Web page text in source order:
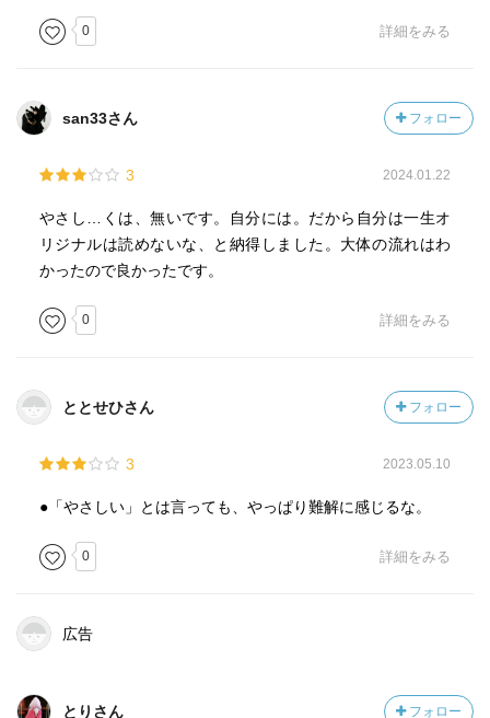
❐現世の祈りは？
ウェルギリウスの時代は、生きている人が死んだ人のため
とはなかったという概念らしい。しかしキリスト後には、
生きている人が死んでいる人のために祈ることにより、天
そこで、煉獄で罪を贖う死者の魂は、生きて現世に戻るダ
に伝えてくれ」と頼むのである。
民間信仰かなにかで「死んだ人のことを笑って思い出すと
あの世でその人の周りに花が咲く。悲しみや怒りで思い出
すとその人の周りが荒れる」みたいに言うのはこれから出
ているのかな。そしてそれは実際にありそうだと思う。
❐天国へ行くダンテ、ダンテの警告
て創った。二つの川があり、レテ川は罪の記憶を清めて忘
の最後でダンテは2つの水を飲み、天国へ挙がる。
そしてダンテは読者に「これからもっと精神の深淵を辿る
ので、着いてこられなければ戻りなさい」と警告する。私
❐天国の構造
ている。はじめは月光天、土星天などの魂、「ヤコブの
めているのかよくわからないのだ
い、と言うのだ
なんだかずいぶん傲慢で勝手なベアトリーチェの見解に感
「懺悔なさい」と容赦ないドSっぷりである
それを聞いたダンテも「私はさまざまな快楽に誘われ、道
を踏み外してしまいました」なんて答えているのだ
くわからないまま終わる
わかるわけない）
地上の人がこの光り輝くすばらしさを語るのは至難の業だ
また肉体が他の物体の中へたやすく入り込む…
について、次々とベアトリーチェから説明される
0 詳細をみる
san33さん フォロー
3 2024.01.22
やさし…くは、無いです。自分には。だから自分は一生オ
リジナルは読めないな、と納得しました。大体の流れはわ
かったので良かったです。
0 詳細をみる
ととせひさん フォロー
3 2023.05.10
●「やさしい」とは言っても、やっぱり難解に感じるな。
0 詳細をみる
広告
とりさん フォロー